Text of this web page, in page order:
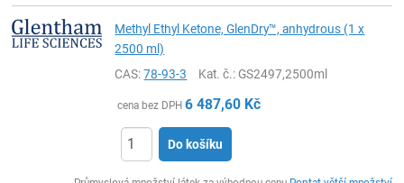
Methyl Ethyl Ketone, GlenDry™, anhydrous (1 x
2500 ml)
CAS:78-93-3 Kat. č.: GS2497,2500ml
cena bez DPH 6 487,60 Kč
Do košíku